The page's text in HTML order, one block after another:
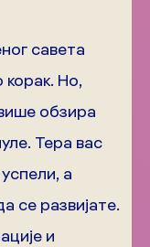
савета
Но,
обзира
Тера вас
а
се развијате.
и